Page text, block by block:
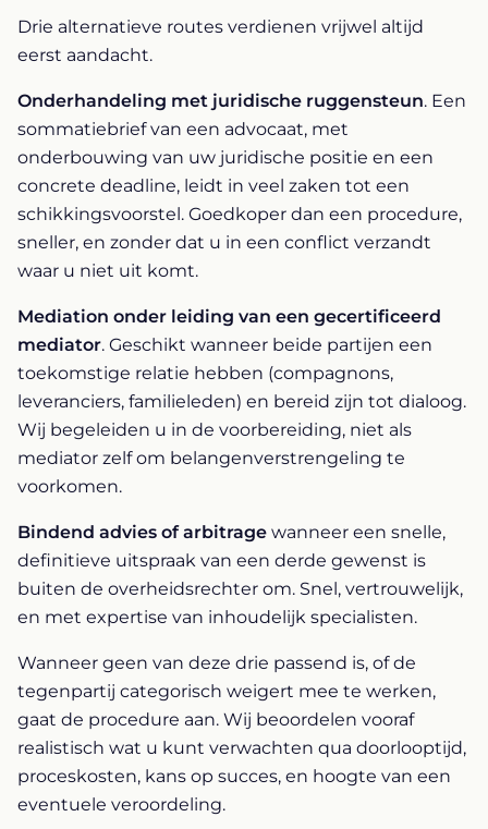
Drie alternatieve routes verdienen vrijwel altijd
eerst aandacht.
Onderhandeling met juridische ruggensteun. Een
sommatiebrief van een advocaat, met
onderbouwing van uw juridische positie en een
concrete deadline, leidt in veel zaken tot een
schikkingsvoorstel. Goedkoper dan een procedure,
sneller, en zonder dat u in een conflict verzandt
waar u niet uit komt.
Mediation onder leiding van een gecertificeerd
mediator. Geschikt wanneer beide partijen een
toekomstige relatie hebben (compagnons,
leveranciers, familieleden) en bereid zijn tot dialoog.
Wij begeleiden u in de voorbereiding, niet als
mediator zelf om belangenverstrengeling te
voorkomen.
Bindend advies of arbitrage wanneer een snelle,
definitieve uitspraak van een derde gewenst is
buiten de overheidsrechter om. Snel, vertrouwelijk,
en met expertise van inhoudelijk specialisten.
Wanneer geen van deze drie passend is, of de
tegenpartij categorisch weigert mee te werken,
gaat de procedure aan. Wij beoordelen vooraf
realistisch wat u kunt verwachten qua doorlooptijd,
proceskosten, kans op succes, en hoogte van een
eventuele veroordeling.